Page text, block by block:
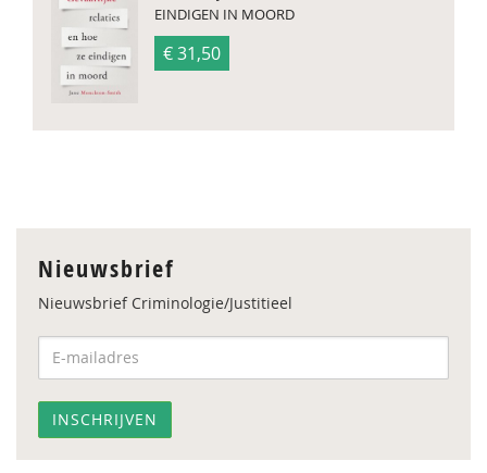
EINDIGEN IN MOORD
€ 31,50
Nieuwsbrief
Nieuwsbrief Criminologie/Justitieel